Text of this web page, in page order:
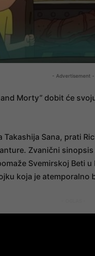
- Advertisement -
Morty” dobit će
Takashija Sana, prati
Zvanični
Svemirskoj Beti
koja je atemporalno